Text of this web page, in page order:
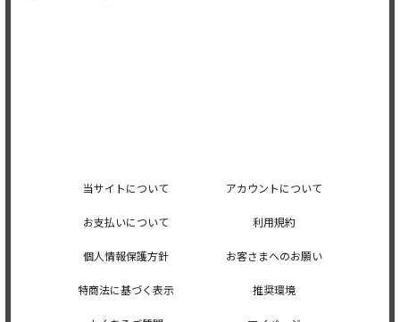
当サイトについて アカウントについて
お支払いについて 利用規約
個人情報保護方針 お客さまへのお願い
特商法に基づく表示 推奨環境